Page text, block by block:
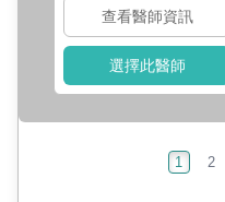
查看醫師資訊
選擇此醫師
1 2